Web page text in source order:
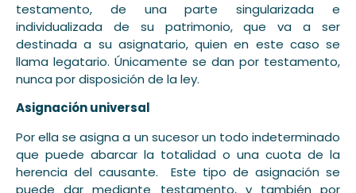
testamento, de una parte singularizada e
individualizada de su patrimonio, que va a ser
destinada a su asignatario, quien en este caso se
llama legatario. Únicamente se dan por testamento,
nunca por disposición de la ley.
Asignación universal
Por ella se asigna a un sucesor un todo indeterminado
que puede abarcar la totalidad o una cuota de la
herencia del causante. Este tipo de asignación se
puede dar mediante testamento, y también por